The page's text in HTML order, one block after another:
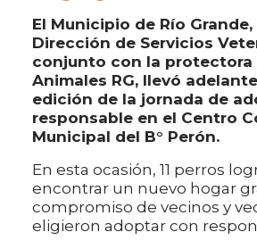
El Municipio de Río
Dirección de Servicios
conjunto con la protectora
Animales RG, llevó
edición de la jornada de
responsable en el Centro
Municipal del B° Perón.
En esta ocasión, 11 perros
encontrar un nuevo hogar
compromiso de vecinos y
eligieron adoptar con